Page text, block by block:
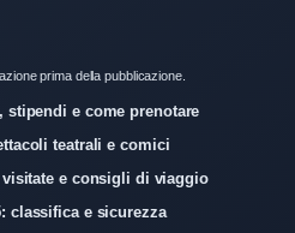
prima della pubblicazione.
e come prenotare
teatrali e comici
e consigli di viaggio
classifica e sicurezza